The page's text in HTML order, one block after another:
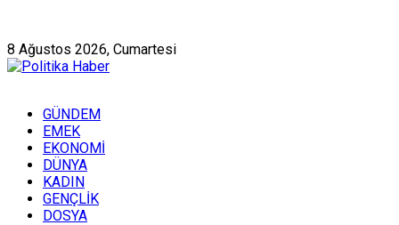
8 Ağustos 2026, Cumartesi
GÜNDEM
EMEK
EKONOMİ
DÜNYA
KADIN
GENÇLİK
DOSYA